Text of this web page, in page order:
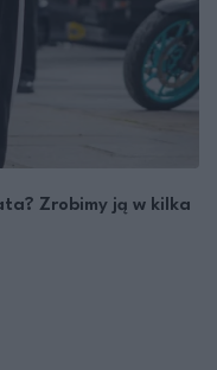
Zrobimy ją w kilka